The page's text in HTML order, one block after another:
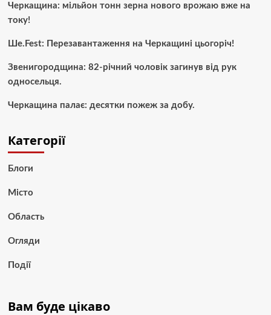
Черкащина: мільйон тонн зерна нового врожаю вже на
току!
Ше.Fest: Перезавантаження на Черкащині цьогоріч!
Звенигородщина: 82-річний чоловік загинув від рук
односельця.
Черкащина палає: десятки пожеж за добу.
Категорії
Блоги
Місто
Область
Огляди
Події
Вам буде цікаво